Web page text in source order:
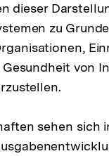
dieser
zu
von
sehen sich